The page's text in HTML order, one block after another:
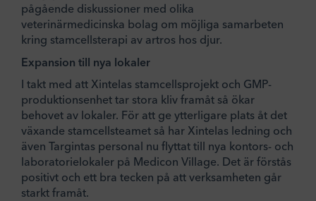
pågående diskussioner med olika
veterinärmedicinska bolag om möjliga samarbeten
kring stamcellsterapi av artros hos djur.
Expansion till nya lokaler
I takt med att Xintelas stamcellsprojekt och GMP-
produktionsenhet tar stora kliv framåt så ökar
behovet av lokaler. För att ge ytterligare plats åt det
växande stamcellsteamet så har Xintelas ledning och
även Targintas personal nu flyttat till nya kontors- och
laboratorielokaler på Medicon Village. Det är förstås
positivt och ett bra tecken på att verksamheten går
starkt framåt.